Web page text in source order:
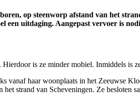
op steenworp afstand van het
een uitdaging. Aangepast vervoer is
is ze minder mobiel. Inmiddels is
vanaf haar woonplaats in het Zeeuwse
strand van Scheveningen. Ze besloten